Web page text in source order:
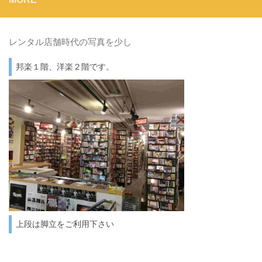
レンタル店舗時代の写真を少し
邦楽１階、洋楽２階です。
上段は脚立をご利用下さい